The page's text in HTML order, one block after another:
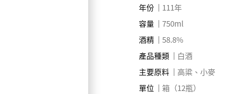
年份
111年
容量
750ml
酒精
58.8%
產品種類
白酒
主要原料
高粱、小麥
單位
箱（12瓶）